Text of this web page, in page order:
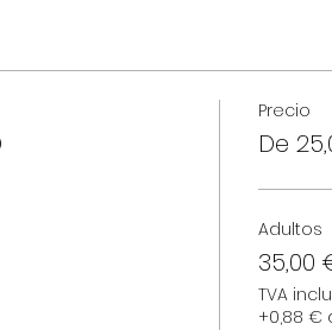
Precio
De
Adultos
35,00
TVA
+0,88 €